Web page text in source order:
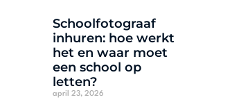
Schoolfotograaf
inhuren: hoe werkt
het en waar moet
een school op
letten?
april 23, 2026